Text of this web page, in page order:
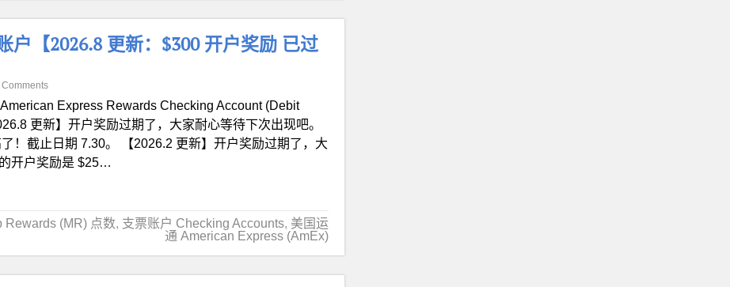
户【2026.8 更新：$300 开户奖励 已过
Comments
American Express Rewards Checking Account (Debit
更新】开户奖励过期了，大家耐心等待下次出现吧。
！截止日期 7.30。 【2026.2 更新】开户奖励过期了，大
开户奖励是 $25…
Rewards (MR) 点数, 支票账户 Checking Accounts, 美国运
通 American Express (AmEx)